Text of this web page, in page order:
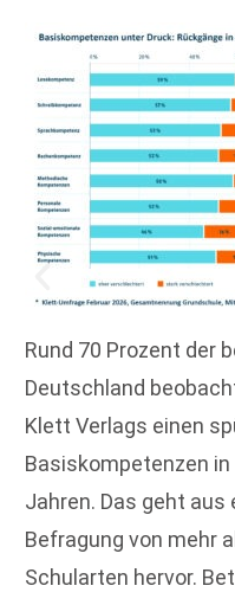
Rund 70 Prozent der
Deutschland
Klett Verlags einen
Basiskompetenzen
Jahren. Das geht
Befragung von mehr
Schularten hervor.